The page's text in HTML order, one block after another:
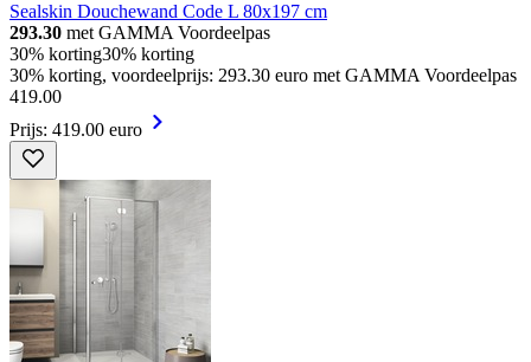
Sealskin Douchewand Code L 80x197 cm
293.30 met GAMMA Voordeelpas
30% korting30% korting
30% korting, voordeelprijs: 293.30 euro met GAMMA Voordeelpas
419.00
Prijs: 419.00 euro